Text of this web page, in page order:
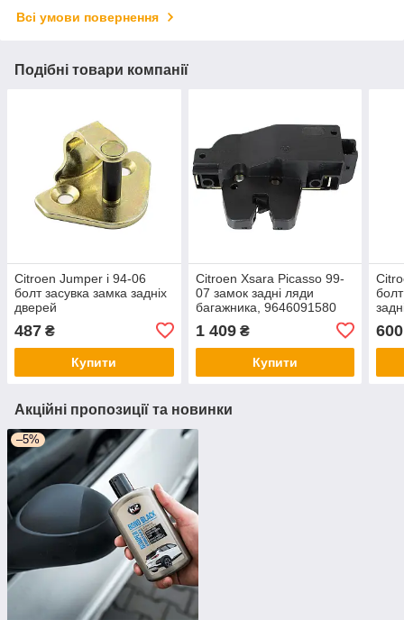
Всі умови повернення
Подібні товари компанії
Citroen Jumper і 94-06
болт засувка замка задніх
дверей
487 ₴
Купити
Citroen Xsara Picasso 99-
07 замок задні ляди
багажника, 9646091580
1 409₴
Купити
600
Акційні пропозиції та новинки
–5%